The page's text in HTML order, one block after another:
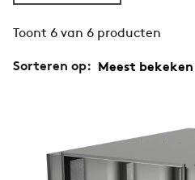
Toont 6 van 6 producten
Sorteren op: